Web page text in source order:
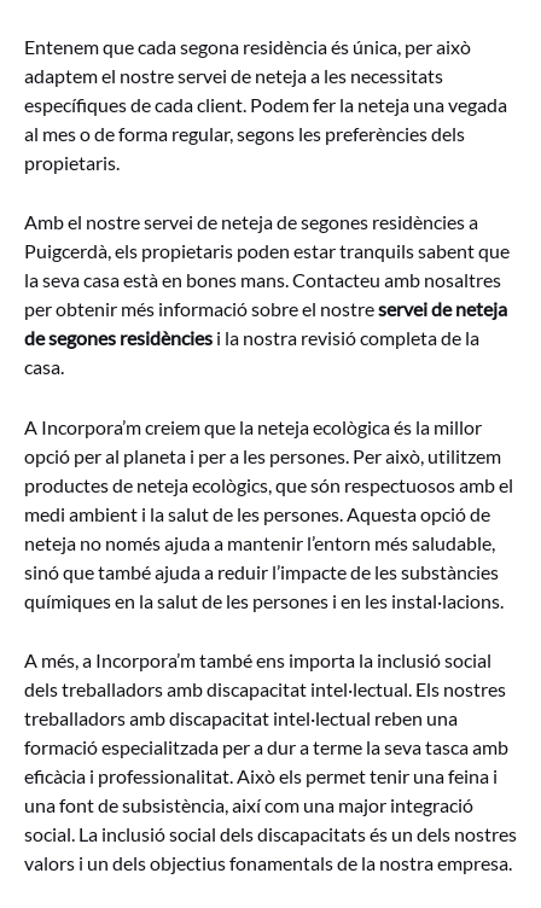
Entenem que cada segona residència és única, per això
adaptem el nostre servei de neteja a les necessitats
específiques de cada client. Podem fer la neteja una vegada
al mes o de forma regular, segons les preferències dels
propietaris.
Amb el nostre servei de neteja de segones residències a
Puigcerdà, els propietaris poden estar tranquils sabent que
la seva casa està en bones mans. Contacteu amb nosaltres
per obtenir més informació sobre el nostreservei de neteja
de segones residències i la nostra revisió completa de la
casa.
A Incorpora’m creiem que la neteja ecològica és la millor
opció per al planeta i per a les persones. Per això, utilitzem
productes de neteja ecològics, que són respectuosos amb el
medi ambient i la salut de les persones. Aquesta opció de
neteja no només ajuda a mantenir l’entorn més saludable,
sinó que també ajuda a reduir l’impacte de les substàncies
químiques en la salut de les persones i en les instal·lacions.
A més, a Incorpora’m també ens importa la inclusió social
dels treballadors amb discapacitat intel·lectual. Els nostres
treballadors amb discapacitat intel·lectual reben una
formació especialitzada per a dur a terme la seva tasca amb
eficàcia i professionalitat. Això els permet tenir una feina i
una font de subsistència, així com una major integració
social. La inclusió social dels discapacitats és un dels nostres
valors i un dels objectius fonamentals de la nostra empresa.